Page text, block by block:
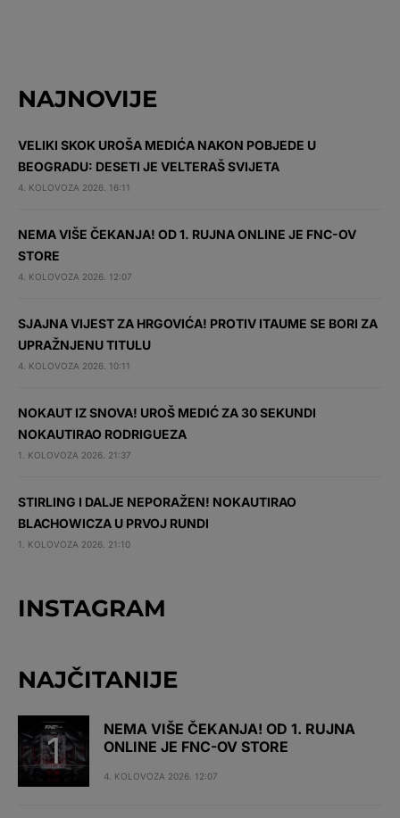
NAJNOVIJE
VELIKI SKOK UROŠA MEDIĆA NAKON POBJEDE U
BEOGRADU: DESETI JE VELTERAŠ SVIJETA
4. KOLOVOZA 2026. 16:11
NEMA VIŠE ČEKANJA! OD 1. RUJNA ONLINE JE FNC-OV
STORE
4. KOLOVOZA 2026. 12:07
SJAJNA VIJEST ZA HRGOVIĆA! PROTIV ITAUME SE BORI ZA
UPRAŽNJENU TITULU
4. KOLOVOZA 2026. 10:11
NOKAUT IZ SNOVA! UROŠ MEDIĆ ZA 30 SEKUNDI
NOKAUTIRAO RODRIGUEZA
1. KOLOVOZA 2026. 21:37
STIRLING I DALJE NEPORAŽEN! NOKAUTIRAO
BLACHOWICZA U PRVOJ RUNDI
1. KOLOVOZA 2026. 21:10
INSTAGRAM
NAJČITANIJE
NEMA VIŠE ČEKANJA! OD 1. RUJNA
ONLINE JE FNC-OV STORE
4. KOLOVOZA 2026. 12:07